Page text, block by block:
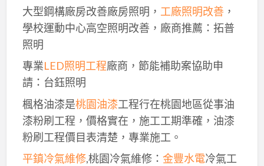
大型鋼構廠房改善廠房照明， 工廠照明改善，
學校運動中心高空照明改善，廠商推薦：拓普
照明
專業LED照明工程廠商，節能補助案協助申
請：台鈺照明
楓格油漆是桃園油漆工程行在桃園地區從事油
漆粉刷工程，價格實在，施工工期準確，油漆
粉刷工程價目表清楚，專業施工。
平鎮冷氣維修,桃園冷氣維修： 金豐水電冷氣工